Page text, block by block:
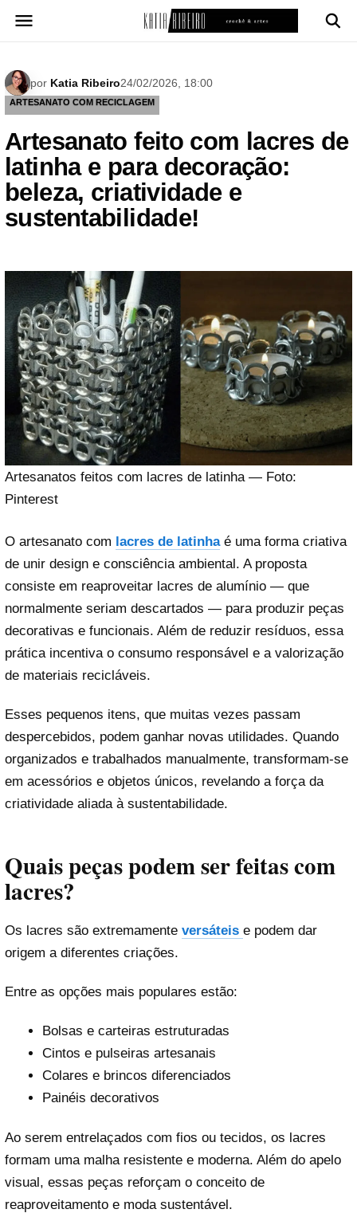
para
por Katia Ribeiro24/02/2026, 18:00
ARTESANATO COM RECICLAGEM
Artesanato feito com lacres de
latinha e para decoração:
beleza, criatividade e
sustentabilidade!
Artesanatos feitos com lacres de latinha — Foto:
Pinterest
O artesanato com lacres de latinhaé uma forma criativa
de unir design e consciência ambiental. A proposta
consiste em reaproveitar lacres de alumínio — que
normalmente seriam descartados — para produzir peças
decorativas e funcionais. Além de reduzir resíduos, essa
prática incentiva o consumo responsável e a valorização
de materiais recicláveis.
Esses pequenos itens, que muitas vezes passam
despercebidos, podem ganhar novas utilidades. Quando
organizados e trabalhados manualmente, transformam-se
em acessórios e objetos únicos, revelando a força da
criatividade aliada à sustentabilidade.
Quais peças podem ser feitas com
lacres?
Os lacres são extremamente versáteis e podem dar
origem a diferentes criações.
Entre as opções mais populares estão:
Bolsas e carteiras estruturadas
Cintos e pulseiras artesanais
Colares e brincos diferenciados
Painéis decorativos
Ao serem entrelaçados com fios ou tecidos, os lacres
formam uma malha resistente e moderna. Além do apelo
visual, essas peças reforçam o conceito de
reaproveitamento e moda sustentável.